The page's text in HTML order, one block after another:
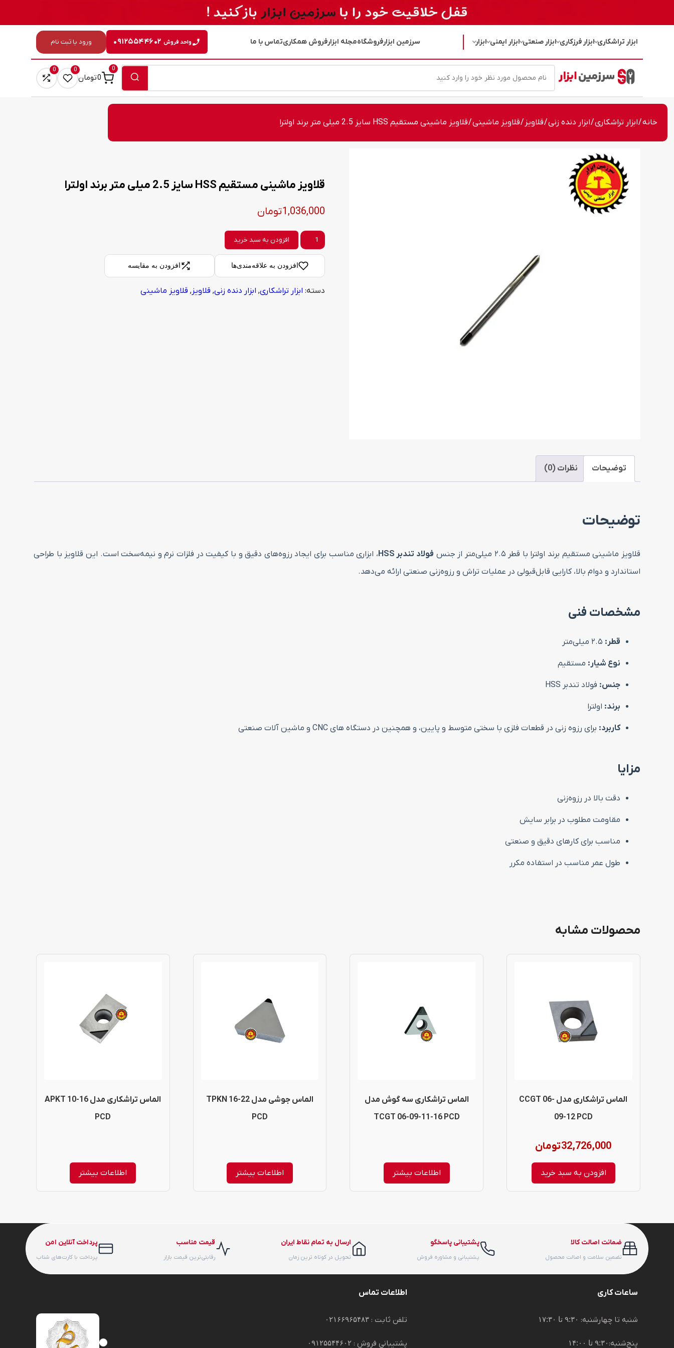
ابزار تراشکاری ابزار فرزکاری ابزار صنعتی ابزار ایمنی ابزار سرزمین ابزارفروشگاهمجله ابزارفروش همکاریتماس با ما ۰۹۱۲۵۵۴۴۶۰۲ واحد فروش ورود یا ثبت نام
0
0تومان
0
0
خانه/ابزار تراشکاری/ابزار دنده زنی/قلاویز /قلاویز ماشینی/ قلاویز ماشینی مستقیم HSS سایز 2.5 میلی متر برند اولترا
قلاویز ماشینی مستقیم HSS سایز 2.5 میلی متر برند اولترا
1,036,000تومان
قلاویز
ماشینی
مستقیم
HSS
افزودن به سبد خرید
افزودن به علاقه‌مندی‌ها افزودن به مقایسه
دسته: ابزار تراشکاری, ابزار دنده زنی, قلاویز, قلاویز ماشینی
توضیحات نظرات (0)
توضیحات
قلاویز ماشینی مستقیم برند اولترا با قطر ۲.۵ میلی‌متر از جنس فولاد تندبر HSS
، ابزاری مناسب برای ایجاد رزوه‌های دقیق و با کیفیت در فلزات نرم و نیمه‌سخت است. این قلاویز با طراحی
استاندارد و دوام بالا، کارایی قابل‌قبولی در عملیات تراش و رزوه‌زنی صنعتی ارائه می‌دهد.
مشخصات فنی
قطر:
نوع شیار: مستقیم
جنس: فولاد تندبر HSS
برند: اولترا
کاربرد: برای رزوه زنی در قطعات فلزی با سختی متوسط و پایین، و همچنین در دستگاه های CNC و ماشین آلات صنعتی
مزایا
دقت بالا در رزوه‌زنی
مقاومت مطلوب در برابر سایش
مناسب برای کارهای دقیق و صنعتی
طول عمر مناسب در استفاده مکرر
محصولات مشابه
الماس تراشکاری مدل CCGT 06-
09-12 PCD
32,726,000تومان
افزودن به سبد خرید
الماس تراشکاری سه گوش مدل
TCGT 06-09-11-16 PCD
اطلاعات بیشتر
الماس جوشی مدل TPKN 16-22
PCD
اطلاعات بیشتر
الماس تراشکاری مدل APKT 10-16
PCD
اطلاعات بیشتر
ضمانت اصالت کالا
تضمین سلامت و اصالت محصول
پشتیبانی پاسخگو
پشتیبانی و مشاوره فروش
ارسال به تمام نقاط ایران
تحویل در کوتاه ترین زمان
قیمت مناسب
رقابتی‌ترین قیمت بازار
پرداخت آنلاین امن
پرداخت با کارت‌های شتاب
ساعات کاری
شنبه تا چهارشنبه: ۹:۳۰ تا ۱۷:۳۰
پنج‌شنبه: ۹:۳۰ تا ۱۴:۰۰
اطلاعات تماس
تلفن ثابت : ۰۲۱۶۶۹۶۵۴۸۳
پشتیبانی فروش : ۰۹۱۲۵۵۴۴۶۰۲